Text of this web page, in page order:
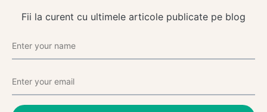
Fii la curent cu ultimele articole publicate pe blog